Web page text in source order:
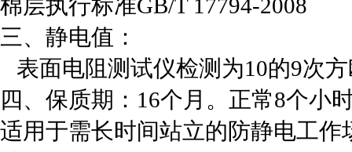
棉层执行标准GB/T 17794-2008
三、静电值：
表面电阻测试仪检测为10的9次
四、保质期：16个月。正常8个小
适用于需长时间站立的防静电工